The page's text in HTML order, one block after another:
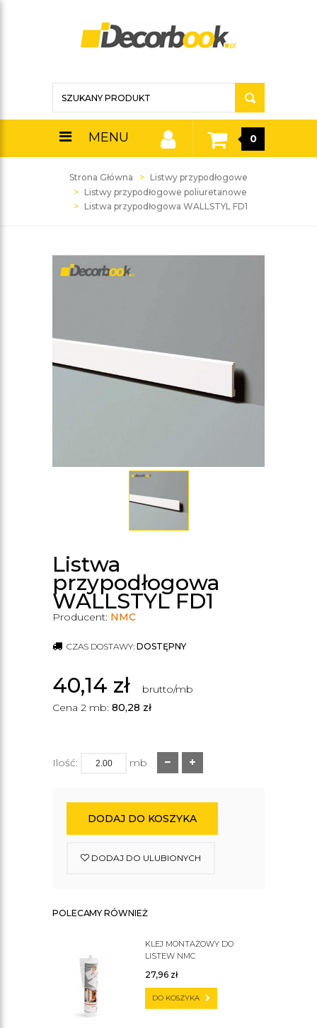
MENU 0
Strona Główna
Listwy przypodłogowe
Listwy przypodłogowe poliuretanowe
Listwa przypodłogowa WALLSTYL FD1
Listwa
przypodłogowa
WALLSTYL FD1
Producent: NMC
CZAS DOSTAWY: DOSTĘPNY
40,14 zł
brutto/mb
Cena 2 mb: 80,28 zł
Ilość: mb
DODAJ DO KOSZYKA
DODAJ DO ULUBIONYCH
POLECAMY RÓWNIEŻ
KLEJ MONTAŻOWY DO
LISTEW NMC
27,96 zł
DO KOSZYKA